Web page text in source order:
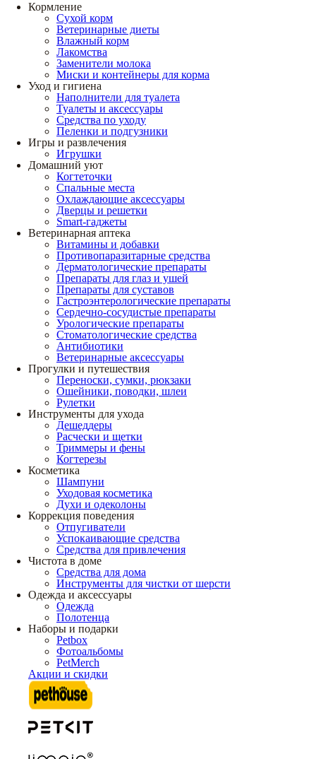
Кормление
Сухой корм
Ветеринарные диеты
Влажный корм
Лакомства
Заменители молока
Миски и контейнеры для корма
Уход и гигиена
Наполнители для туалета
Туалеты и аксессуары
Средства по уходу
Пеленки и подгузники
Игры и развлечения
Игрушки
Домашний уют
Когтеточки
Спальные места
Охлаждающие аксессуары
Дверцы и решетки
Smart-гаджеты
Ветеринарная аптека
Витамины и добавки
Противопаразитарные средства
Дерматологические препараты
Препараты для глаз и ушей
Препараты для суставов
Гастроэнтерологические препараты
Сердечно-сосудистые препараты
Урологические препараты
Стоматологические средства
Антибиотики
Ветеринарные аксессуары
Прогулки и путешествия
Переноски, сумки, рюкзаки
Ошейники, поводки, шлеи
Рулетки
Инструменты для ухода
Дешеддеры
Расчески и щетки
Триммеры и фены
Когтерезы
Косметика
Шампуни
Уходовая косметика
Духи и одеколоны
Коррекция поведения
Отпугиватели
Успокаивающие средства
Средства для привлечения
Чистота в доме
Средства для дома
Инструменты для чистки от шерсти
Одежда и аксессуары
Одежда
Полотенца
Наборы и подарки
Petbox
Фотоальбомы
PetMerch
Акции и скидки